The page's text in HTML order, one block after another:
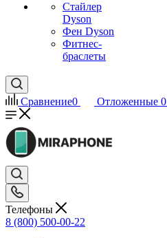
Стайлер
Dyson
Фен Dyson
Фитнес-
браслеты
Сравнение0 Отложенные 0
Телефоны
8 (800) 500-00-22